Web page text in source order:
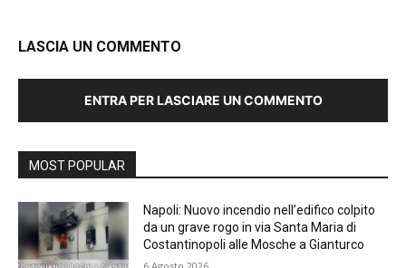
LASCIA UN COMMENTO
ENTRA PER LASCIARE UN COMMENTO
MOST POPULAR
Napoli: Nuovo incendio nell’edifico colpito
da un grave rogo in via Santa Maria di
Costantinopoli alle Mosche a Gianturco